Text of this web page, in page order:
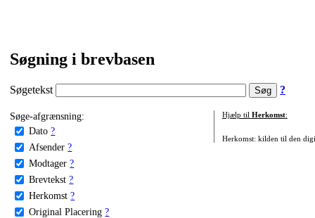
Søgning i brevbasen
Søgetekst ?
Søge-afgrænsning:
Dato ?
Afsender ?
Modtager ?
Brevtekst ?
Herkomst ?
Original Placering ?
Hjælp til Herkomst:
Herkomst: kilden til den